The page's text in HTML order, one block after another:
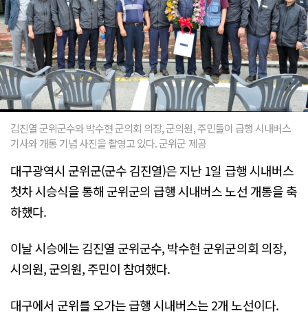
김진열 군위군수와 박수현 군의회 의장, 군의원, 주민들이 급행 시내버스
기사와 개통 기념 사진을 촬영고 있다. 군위군 제공
대구광역시 군위군(군수 김진열)은 지난 1일 급행 시내버스
첫차 시승식을 통해 군위군의 급행 시내버스 노선 개통을 축
하했다.
이날 시승에는 김진열 군위군수, 박수현 군위군의회 의장,
시의원, 군의원, 주민이 참여했다.
대구에서 군위를 오가는 급행 시내버스는 2개 노선이다.